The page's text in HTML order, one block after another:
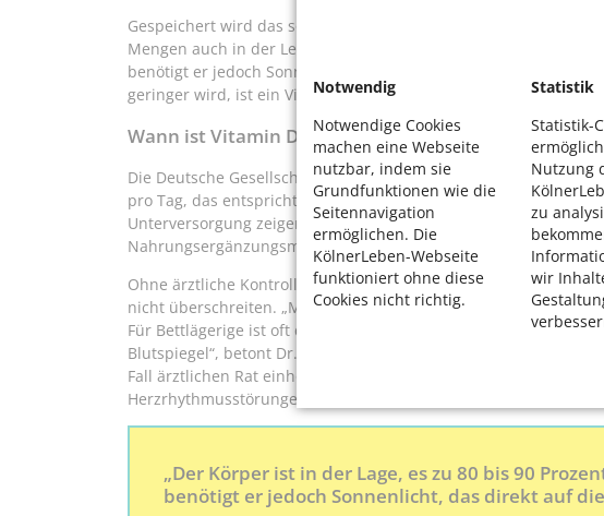
Notwendig
Notwendige Cookies
machen eine Webseite
nutzbar, indem sie
Grundfunktionen wie die
Seitennavigation
ermöglichen. Die
KölnerLeben-Webseite
funktioniert ohne diese
Cookies nicht richtig.
Statistik
Statistik-
Nutzung
zu
wir
Gespeichert wird das sogenannte Sonnenvitamin hauptsächlich
Mengen auch in der Leber. „Der Körper ist in der Lage, es zu 80
benötigt er jedoch Sonnenlicht, das direkt auf die Haut trifft. Da
geringer wird, ist ein Vitamin-D-Mangel wahrscheinlicher als im
Wann ist Vitamin D als Nahrungsergänzungsmittel
Die Deutsche Gesellschaft für Ernährung (DGE) empfiehlt die
pro Tag, das entspricht 800 Internationalen Einheiten (I.E.).
Unterversorgung zeigen, sind oftmals höhere Gaben durch die
Nahrungsergänzungsmitteln erforderlich.
Ohne ärztliche Kontrolle sollte die tägliche Dosis 1.000 I.E. – im
nicht überschreiten. „Manche Menschen nehmen lediglich in
Für Bettlägerige ist oft die Einnahme über das ganze Jahr
Blutspiegel“, betont Dr. Schmidt. Wer Herzglykoside, wie
Fall ärztlichen Rat einholen. Weil das Vitamin den
Herzrhythmusstörungen kommen.
„Der Körper ist in der Lage, es zu 80 bis 90
benötigt er jedoch Sonnenlicht, das direkt auf